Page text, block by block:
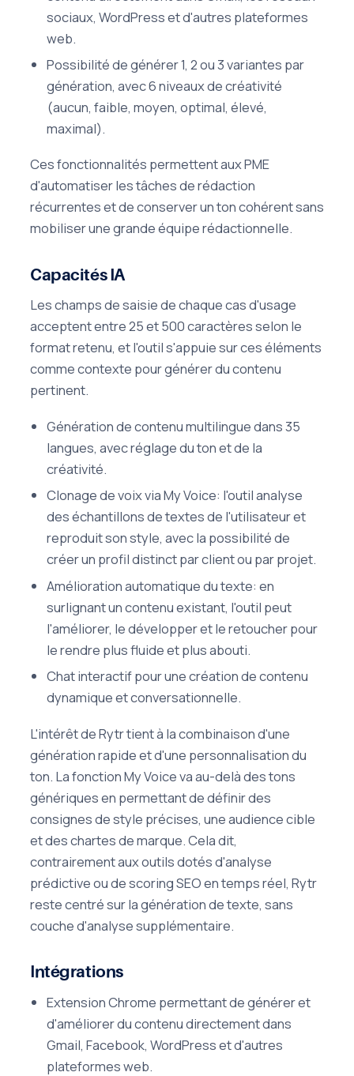
sociaux, WordPress et d'autres plateformes
web.
Possibilité de générer 1, 2 ou 3 variantes par
génération, avec 6 niveaux de créativité
(aucun, faible, moyen, optimal, élevé,
maximal).
Ces fonctionnalités permettent aux PME
d'automatiser les tâches de rédaction
récurrentes et de conserver un ton cohérent sans
mobiliser une grande équipe rédactionnelle.
Capacités IA
Les champs de saisie de chaque cas d'usage
acceptent entre 25 et 500 caractères selon le
format retenu, et l'outil s'appuie sur ces éléments
comme contexte pour générer du contenu
pertinent.
Génération de contenu multilingue dans 35
langues, avec réglage du ton et de la
créativité.
Clonage de voix via My Voice: l'outil analyse
des échantillons de textes de l'utilisateur et
reproduit son style, avec la possibilité de
créer un profil distinct par client ou par projet.
Amélioration automatique du texte: en
surlignant un contenu existant, l'outil peut
l'améliorer, le développer et le retoucher pour
le rendre plus fluide et plus abouti.
Chat interactif pour une création de contenu
dynamique et conversationnelle.
L'intérêt de Rytr tient à la combinaison d'une
génération rapide et d'une personnalisation du
ton. La fonction My Voice va au-delà des tons
génériques en permettant de définir des
consignes de style précises, une audience cible
et des chartes de marque. Cela dit,
contrairement aux outils dotés d'analyse
prédictive ou de scoring SEO en temps réel, Rytr
reste centré sur la génération de texte, sans
couche d'analyse supplémentaire.
Intégrations
Extension Chrome permettant de générer et
d'améliorer du contenu directement dans
Gmail, Facebook, WordPress et d'autres
plateformes web.